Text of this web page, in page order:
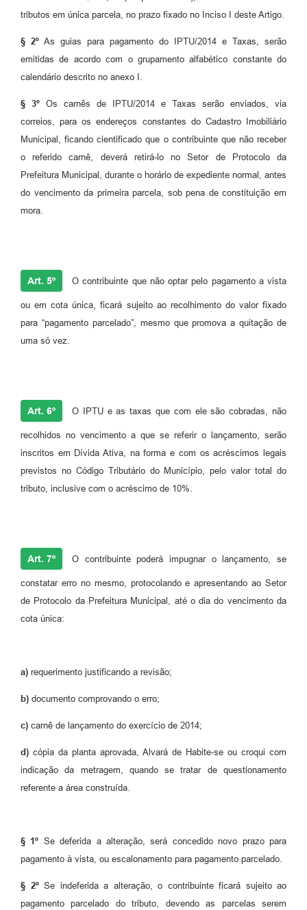
tributos em única parcela, no prazo fixado no Inciso I deste Artigo.
§ 2º As guias para pagamento do IPTU/2014 e Taxas, serão
emitidas de acordo com o grupamento alfabético constante do
calendário descrito no anexo I.
§ 3º Os carnês de IPTU/2014 e Taxas serão enviados, via
correios, para os endereços constantes do Cadastro Imobiliário
Municipal, ficando cientificado que o contribuinte que não receber
o referido carnê, deverá retirá-lo no Setor de Protocolo da
Prefeitura Municipal, durante o horário de expediente normal, antes
do vencimento da primeira parcela, sob pena de constituição em
mora.
Art. 5º O contribuinte que não optar pelo pagamento a vista
ou em cota única, ficará sujeito ao recolhimento do valor fixado
para “pagamento parcelado”, mesmo que promova a quitação de
uma só vez.
Art. 6º O IPTU e as taxas que com ele são cobradas, não
recolhidos no vencimento a que se referir o lançamento, serão
inscritos em Dívida Ativa, na forma e com os acréscimos legais
previstos no Código Tributário do Município, pelo valor total do
tributo, inclusive com o acréscimo de 10%.
Art. 7º O contribuinte poderá impugnar o lançamento, se
constatar erro no mesmo, protocolando e apresentando ao Setor
de Protocolo da Prefeitura Municipal, até o dia do vencimento da
cota única:
a) requerimento justificando a revisão;
b) documento comprovando o erro;
c) carnê de lançamento do exercício de 2014;
d) cópia da planta aprovada, Alvará de Habite-se ou croqui com
indicação da metragem, quando se tratar de questionamento
referente a área construída.
§ 1º Se deferida a alteração, será concedido novo prazo para
pagamento à vista, ou escalonamento para pagamento parcelado.
§ 2ºSe indeferida a alteração, o contribuinte ficará sujeito ao
pagamento parcelado do tributo, devendo as parcelas serem